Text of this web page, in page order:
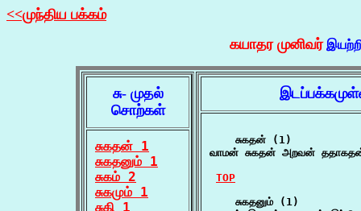
<<முந்திய பக்கம்
கயாதர முனிவர்
சு- முதல்
சொற்கள்
சுகதன் 1
சுகதனும் 1
சுகம் 2
சுகமும் 1
சுகி 1
    சுகதன் (1)
வாமன் சுகதன் அறவன்
TOP
    சுகதனும் (1)